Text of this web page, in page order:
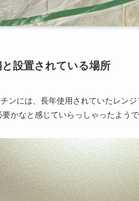
と設置されている場所
ンには、長年使用されていたレン
かなと感じていらっしゃったようで